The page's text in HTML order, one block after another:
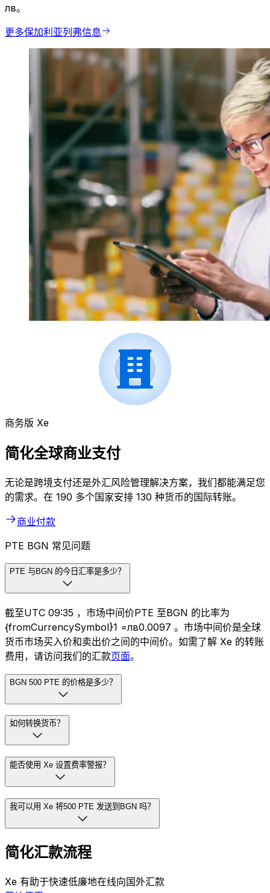
лв。
更多保加利亚列弗信息
商务版 Xe
简化全球商业支付
无论是跨境支付还是外汇风险管理解决方案，我们都能满足您
的需求。在 190 多个国家安排 130 种货币的国际转账。
商业付款
PTE BGN 常见问题
PTE 与BGN 的今日汇率是多少？
截至UTC 09:35 ，市场中间价PTE 至BGN 的比率为
{fromCurrencySymbol}1 =лв0.0097 。市场中间价是全球
货币市场买入价和卖出价之间的中间价。如需了解 Xe 的转账
费用，请访问我们的汇款页面。
BGN 500 PTE 的价格是多少？
如何转换货币？
能否使用 Xe 设置费率警报？
我可以用 Xe 将500 PTE 发送到BGN 吗？
简化汇款流程
Xe 有助于快速低廉地在线向国外汇款